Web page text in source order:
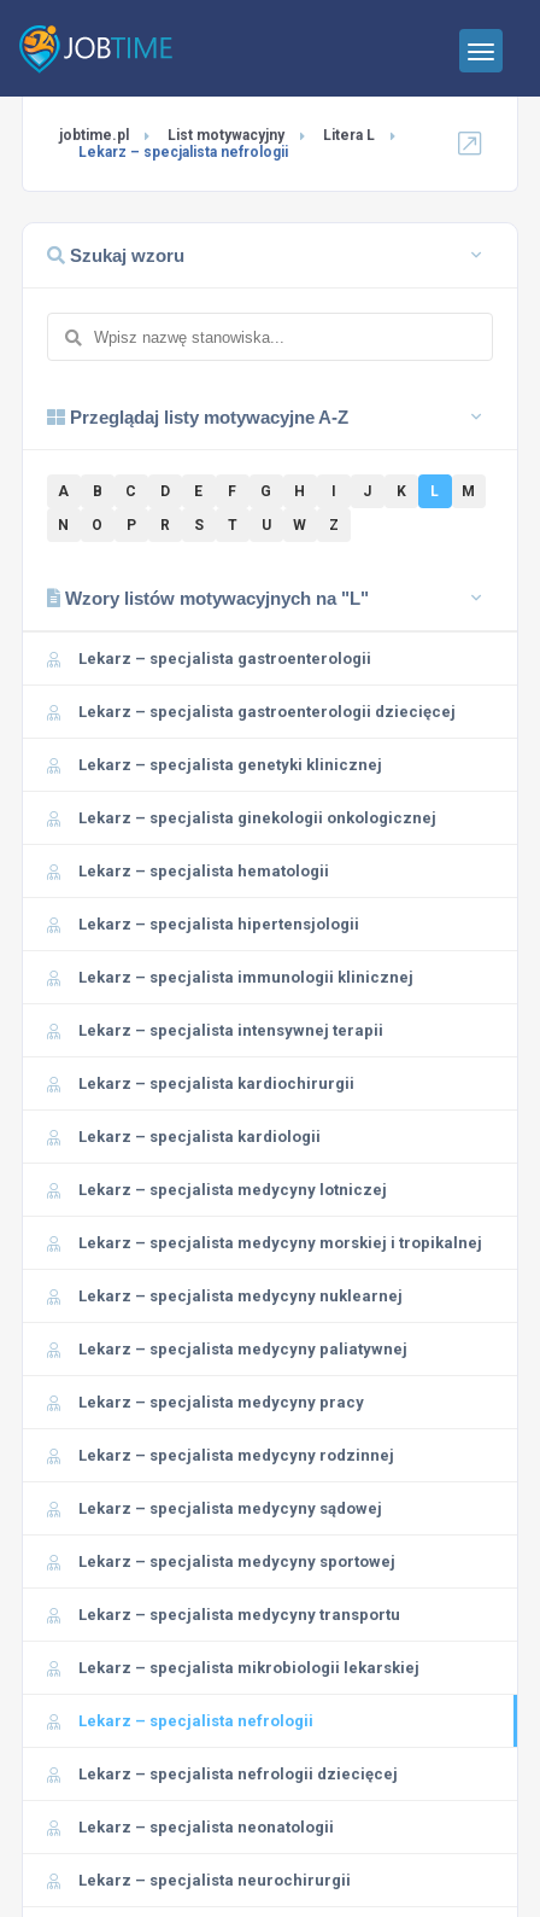
jobtime.pl List motywacyjny
Litera L
Lekarz – specjalista nefrologii
Szukaj wzoru
Przeglądaj listy motywacyjne A-Z
A B C D E F G H J K L
M
N
O P R S T U W Z
Wzory listów motywacyjnych na "L"
Lekarz – specjalista gastroenterologii
Lekarz – specjalista gastroenterologii dziecięcej
Lekarz – specjalista genetyki klinicznej
Lekarz – specjalista ginekologii onkologicznej
Lekarz – specjalista hematologii
Lekarz – specjalista hipertensjologii
Lekarz – specjalista immunologii klinicznej
Lekarz – specjalista intensywnej terapii
Lekarz – specjalista kardiochirurgii
Lekarz – specjalista kardiologii
Lekarz – specjalista medycyny lotniczej
Lekarz – specjalista medycyny morskiej i tropikalnej
Lekarz – specjalista medycyny nuklearnej
Lekarz – specjalista medycyny paliatywnej
Lekarz – specjalista medycyny pracy
Lekarz – specjalista medycyny rodzinnej
Lekarz – specjalista medycyny sądowej
Lekarz – specjalista medycyny sportowej
Lekarz – specjalista medycyny transportu
Lekarz – specjalista mikrobiologii lekarskiej
Lekarz – specjalista nefrologii
Lekarz – specjalista nefrologii dziecięcej
Lekarz – specjalista neonatologii
Lekarz – specjalista neurochirurgii